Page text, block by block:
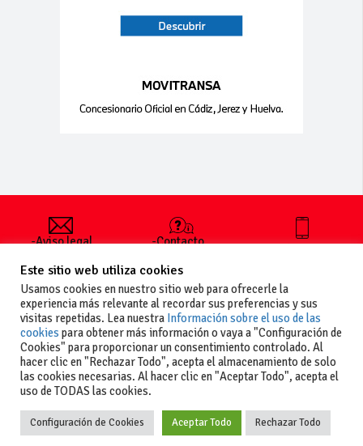
-Aviso legal
generales
de uso
-Política de
privacidad
-Política de
cookies
-Contacto
publicar un
anuncio
-Vende+
+34 627 35
Copyright La guia del motor
Este sitio web utiliza cookies
Usamos cookies en nuestro sitio web para ofrecerle la
experiencia más relevante al recordar sus preferencias y sus
visitas repetidas. Lea nuestra Información sobre el uso de las
cookies para obtener más información o vaya a "Configuración de
Cookies" para proporcionar un consentimiento controlado. Al
hacer clic en "Rechazar Todo", acepta el almacenamiento de solo
las cookies necesarias. Al hacer clic en "Aceptar Todo", acepta el
uso de TODAS las cookies.
Configuración de Cookies Aceptar Todo Rechazar Todo